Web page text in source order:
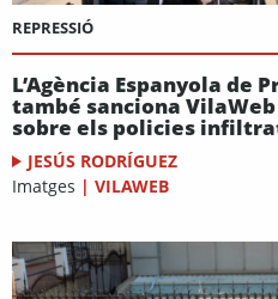
REPRESSIÓ
L’Agència Espanyola de
també sanciona
sobre els policies
JESÚS RODRÍGUEZ
Imatges | VILAWEB